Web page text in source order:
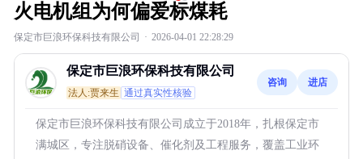
火电机组为何偏爱标煤耗
保定市巨浪环保科技有限公司 · 2026-04-01 22:28:29
保定市巨浪环保科技有限公司
法人:贾来生 通过真实性核验
咨询 进店
保定市巨浪环保科技有限公司成立于2018年，扎根保定市
满城区，专注脱硝设备、催化剂及工程服务，覆盖工业环